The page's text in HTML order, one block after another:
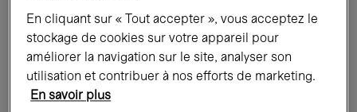
Expositions Films Performances
Rencontres & Débats Jazz
En cliquant sur « Tout accepter », vous acceptez le
stockage de cookies sur votre appareil pour
améliorer la navigation sur le site, analyser son
utilisation et contribuer à nos efforts de marketing.
En savoir plus